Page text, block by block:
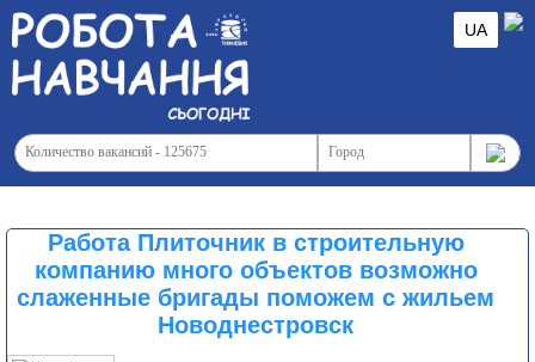
UA
Работа Плиточник в строительную
компанию много объектов возможно
слаженные бригады поможем с жильем
Новоднестровск